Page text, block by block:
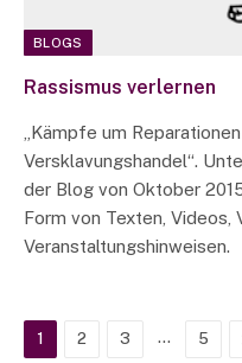
BLOGS
Rassismus verlernen
„Kämpfe um
Versklavungshandel“.
der Blog von Oktober
Form von Texten, Videos,
Veranstaltungshinweisen.
1 2 3 … 5